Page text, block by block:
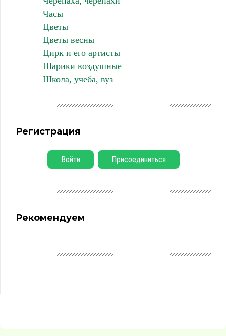
Часы
Цветы
Цветы весны
Цирк и его артисты
Шарики воздушные
Школа, учеба, вуз
Регистрация
Войти Присоединиться
Рекомендуем